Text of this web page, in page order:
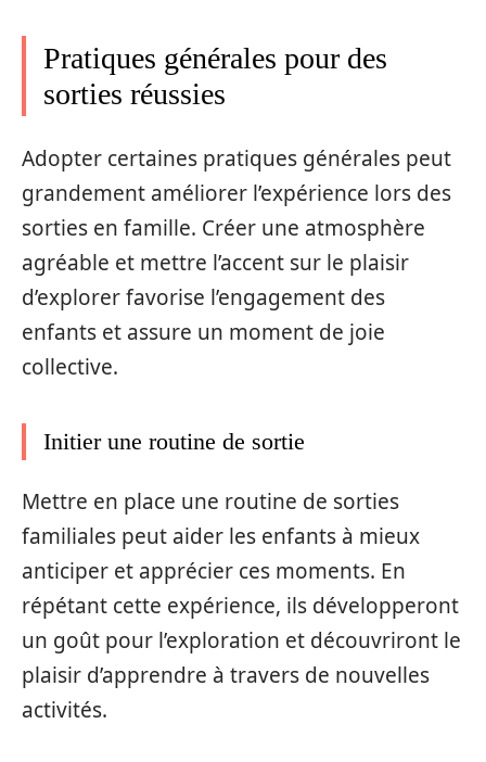
Pratiques générales pour des
sorties réussies
Adopter certaines pratiques générales peut
grandement améliorer l’expérience lors des
sorties en famille. Créer une atmosphère
agréable et mettre l’accent sur le plaisir
d’explorer favorise l’engagement des
enfants et assure un moment de joie
collective.
Initier une routine de sortie
Mettre en place une routine de sorties
familiales peut aider les enfants à mieux
anticiper et apprécier ces moments. En
répétant cette expérience, ils développeront
un goût pour l’exploration et découvriront le
plaisir d’apprendre à travers de nouvelles
activités.